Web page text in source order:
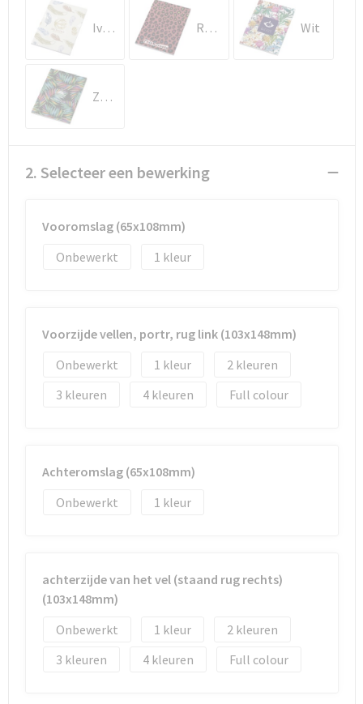
Koeltassen en Koelboxen
Toilettassen
Goodiebags
Ivoorwit Rood Wit
Zwart
2. Selecteer een bewerking
Vooromslag (65x108mm)
Onbewerkt
1
Voorzijde vellen, portr, rug link (103x148mm)
Onbewerkt
1
2
3
4 Full colour
Achteromslag (65x108mm)
Onbewerkt
1
achterzijde van het vel (staand rug rechts)
(103x148mm)
Onbewerkt
1
2
3
4 Full colour